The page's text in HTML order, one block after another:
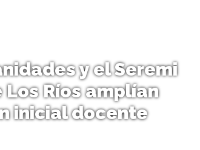
y el Seremi
Ríos amplían
inicial docente